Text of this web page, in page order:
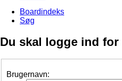
Boardindeks
Søg
Du skal logge ind for
Brugernavn: